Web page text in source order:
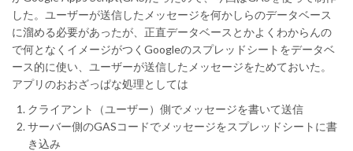
した。ユーザーが送信したメッセージを何かしらのデータベース
に溜める必要があったが、正直データベースとかよくわからんの
で何となくイメージがつくGoogleのスプレッドシートをデータベ
ース的に使い、ユーザーが送信したメッセージをためておいた。
アプリのおおざっぱな処理としては
クライアント（ユーザー）側でメッセージを書いて送信
サーバー側のGASコードでメッセージをスプレッドシートに書
き込み